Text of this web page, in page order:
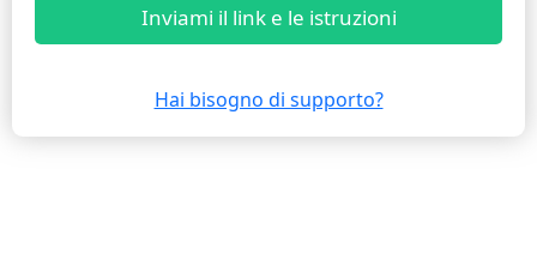
Inviami il link e le istruzioni
Hai bisogno di supporto?